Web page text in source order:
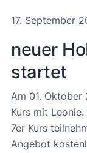
17. September
neuer
startet
Am 01.
Kurs mit
7er Kurs
Angebot